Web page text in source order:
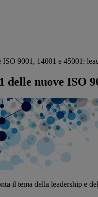
9001, 14001 e 45001:
nuove ISO
il tema della leadership e